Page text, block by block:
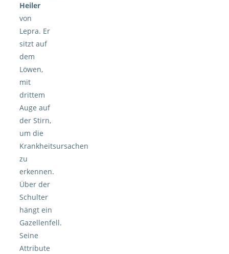
Heiler
von
Lepra. Er
sitzt auf
dem
Löwen,
mit
drittem
Auge auf
der Stirn,
um die
Krankheitsursachen
zu
erkennen.
Über der
Schulter
hängt ein
Gazellenfell.
Seine
Attribute